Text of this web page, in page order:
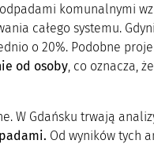
komunalnymi
całego systemu.
o 20%. Podobne
od osoby, co oznacza,
W Gdańsku trwają
Od wyników tych